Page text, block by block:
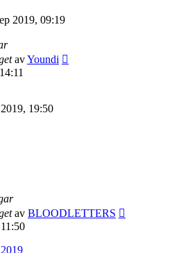
2019, 09:19
avYoundi
19:50
av BLOODLETTERS